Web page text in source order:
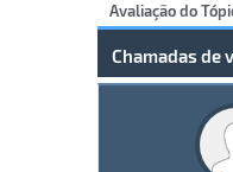
Avaliação do
Chamadas de